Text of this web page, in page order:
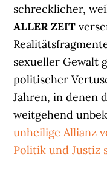
schrecklicher,
ALLER ZEIT
sexueller Gewalt
politischer
Jahren, in denen
weitgehend
unheilige Allianz
Politik und Justiz